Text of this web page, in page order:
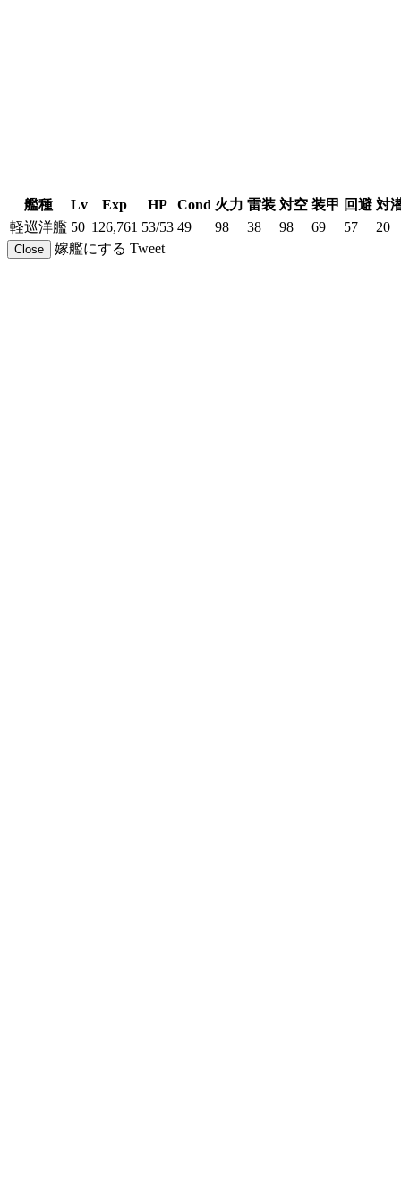
艦種 Lv Exp HP Cond 火力 雷装 対空 装甲 回避 対
軽巡洋艦 50 126,761 53/53 49 98 38 98 69 57 20
Close 嫁艦にする Tweet